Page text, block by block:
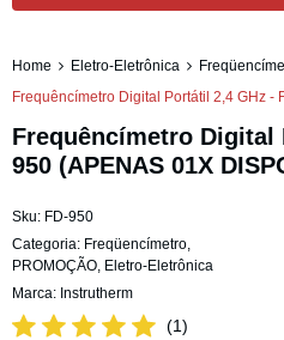
Home Eletro-Eletrônica
Frequêncímetro Digital Portátil 2,4 GHz -
Frequêncímetro Digital
950 (APENAS 01X
Sku: FD-950
Categoria: Freqüencímetro,
PROMOÇÃO, Eletro-Eletrônica
Marca: Instrutherm
(1)